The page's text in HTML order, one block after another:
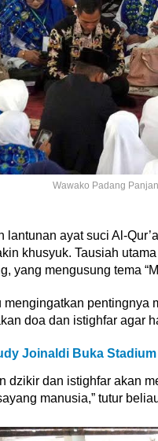
Wawako Padang
lantunan ayat suci Al-
khusyuk. Tausiah
yang mengusung tema
pentingnya
doa dan istighfar agar
Joinaldi Buka
dzikir dan istighfar akan
manusia,” tutur